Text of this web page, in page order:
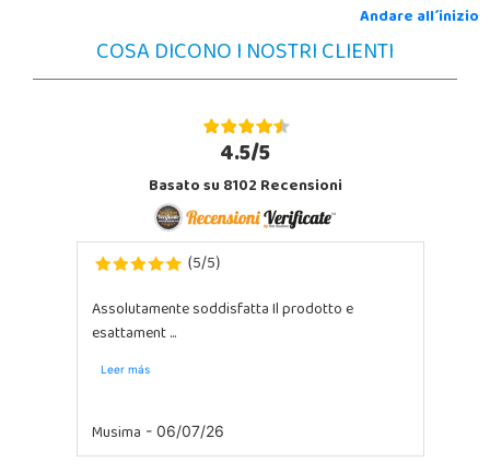
Andare all´inizio
COSA DICONO I NOSTRI CLIENTI
4.5/5
Basato su 8102 Recensioni
(5/5)
Assolutamente soddisfatta Il prodotto e
esattament ...
Leer más
Musima - 06/07/26